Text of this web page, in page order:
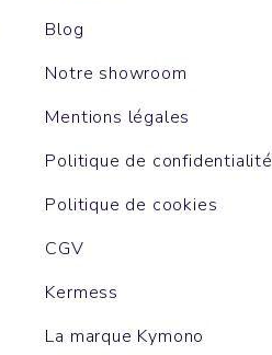
Blog
Notre showroom
Mentions légales
Politique de confidentialité
Politique de cookies
CGV
Kermess
La marque Kymono